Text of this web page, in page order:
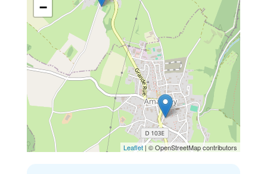
−
Leaflet| © OpenStreetMap contributors